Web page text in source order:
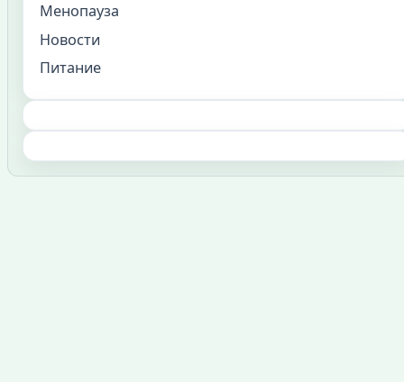
Менопауза
Новости
Питание